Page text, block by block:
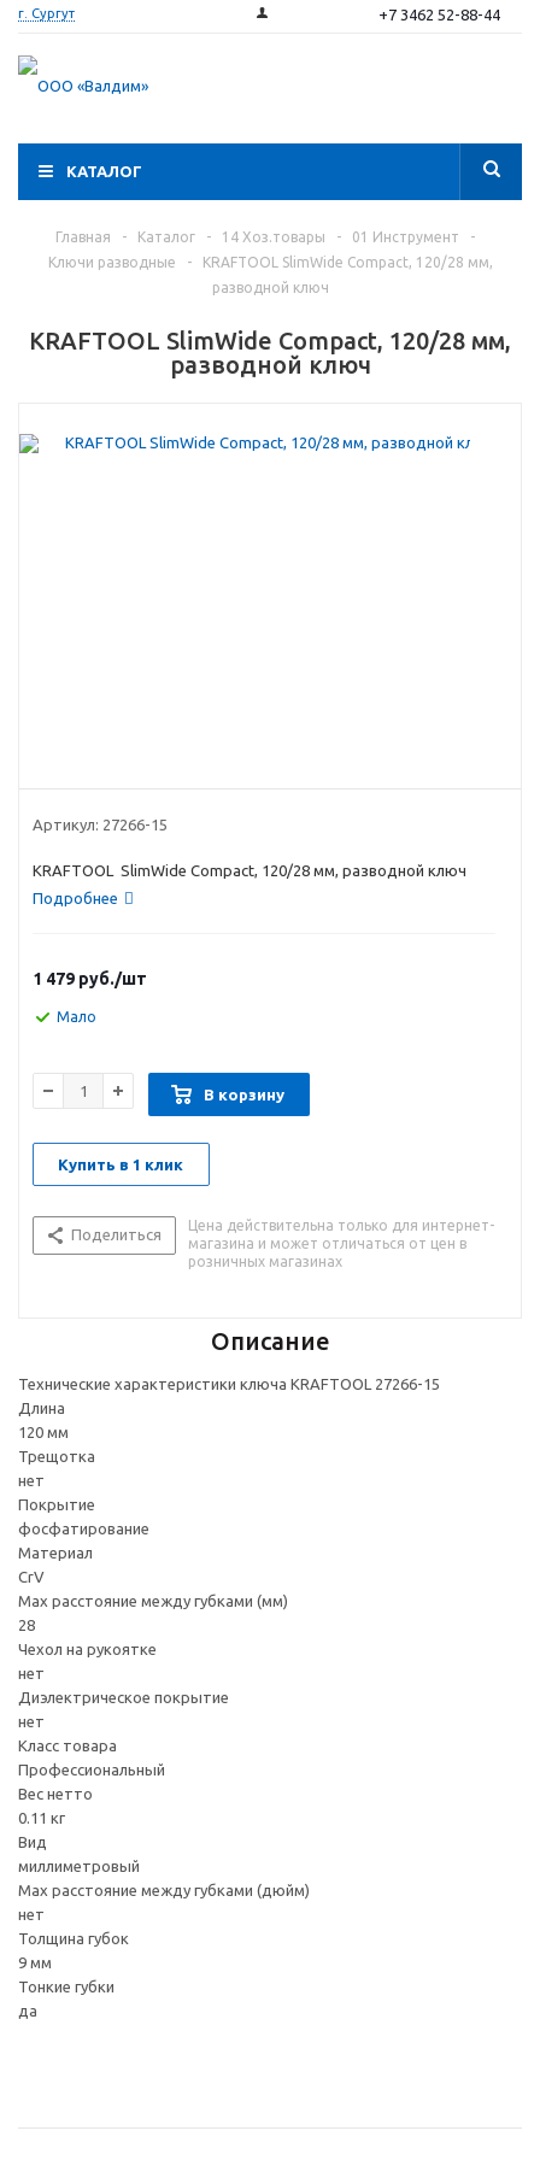
г. Сургут +7 3462 52-88-44
КАТАЛОГ
Главная - Каталог - 14 Хоз.товары - 01 Инструмент
-
Ключи разводные
-
KRAFTOOL SlimWide Compact, 120/28 мм,
разводной ключ
KRAFTOOL SlimWide Compact, 120/28 мм,
разводной ключ
Артикул: 27266-15
KRAFTOOL SlimWide Compact, 120/28 мм, разводной ключ
Подробнее
1 479 руб./шт
Мало
В корзину
Купить в 1 клик
Поделиться
Цена действительна только для интернет-
магазина и может отличаться от цен в
розничных магазинах
Описание
Технические характеристики ключа KRAFTOOL 27266-15
Длина
120 мм
Трещотка
нет
Покрытие
фосфатирование
Материал
CrV
Max расстояние между губками (мм)
28
Чехол на рукоятке
нет
Диэлектрическое покрытие
нет
Класс товара
Профессиональный
Вес нетто
0.11 кг
Вид
миллиметровый
Max расстояние между губками (дюйм)
нет
Толщина губок
9 мм
Тонкие губки
да